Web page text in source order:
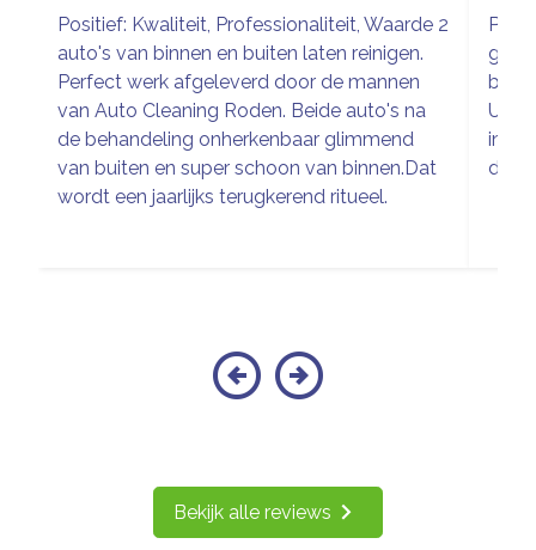
Positief: Kwaliteit, Professionaliteit, Waarde 2
auto's van binnen en buiten laten reinigen.
Perfect werk afgeleverd door de mannen
van Auto Cleaning Roden. Beide auto's na
de behandeling onherkenbaar glimmend
van buiten en super schoon van binnen.Dat
wordt een jaarlijks terugkerend ritueel.
de
Bekijk alle reviews